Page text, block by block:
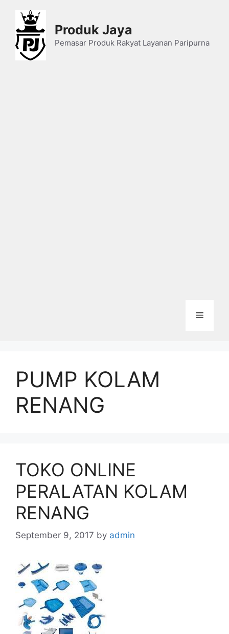
content
Produk Jaya
Pemasar Produk Rakyat Layanan Paripurna
Menu
PUMP KOLAM
RENANG
TOKO ONLINE
PERALATAN KOLAM
RENANG
September 9, 2017 by admin